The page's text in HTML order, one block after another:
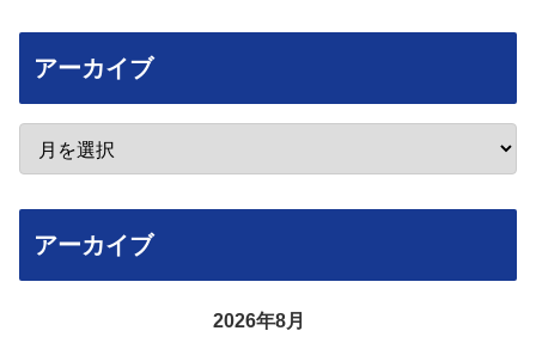
アーカイブ
アーカイブ
2026年8月